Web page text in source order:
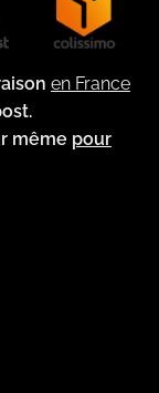
en France
même pour